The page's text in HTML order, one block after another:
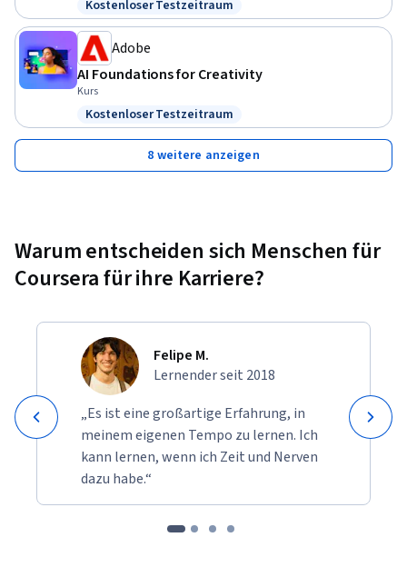
Status: Kostenloser Testzeitraum
Kostenloser Testzeitraum
Adobe
AI Foundations for Creativity
Kurs
Status: Kostenloser Testzeitraum
Kostenloser Testzeitraum
8 weitere anzeigen
Warum entscheiden sich Menschen für
Coursera für ihre Karriere?
Felipe M.
Lernender seit 2018
„Es ist eine großartige Erfahrung, in
meinem eigenen Tempo zu lernen. Ich
kann lernen, wenn ich Zeit und Nerven
dazu habe.“